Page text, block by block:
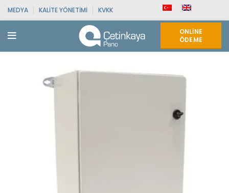
MEDYA KALITE YÖNETIMI KVKK
ONLINE
ÖDEME